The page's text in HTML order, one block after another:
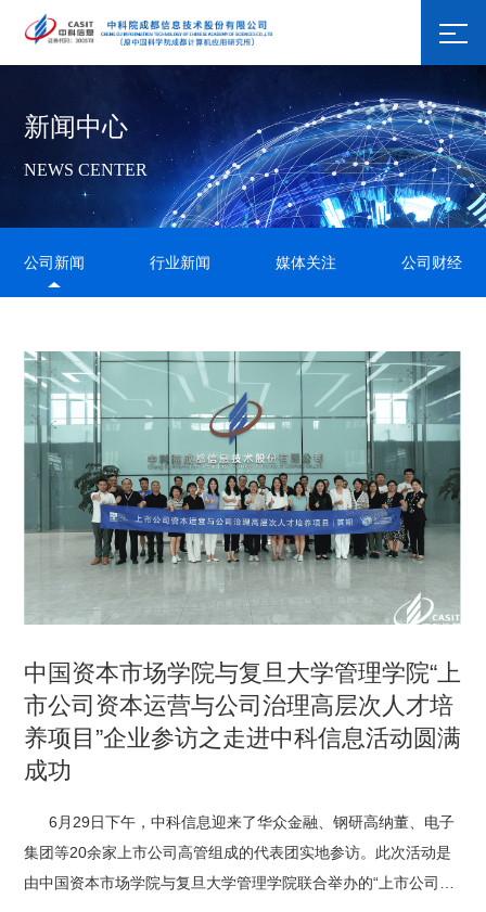
新闻中心
NEWS CENTER
公司新闻 行业新闻 媒体关注 公司财经
中国资本市场学院与复旦大学管理学院“上
市公司资本运营与公司治理高层次人才培
养项目”企业参访之走进中科信息活动圆满
成功
6月29日下午，中科信息迎来了华众金融、钢研高纳董、电子
集团等20余家上市公司高管组成的代表团实地参访。此次活动是
由中国资本市场学院与复旦大学管理学院联合举办的“上市公司资